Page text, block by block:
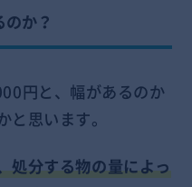
か？
円と、幅があるのか
思います。
処分する物の量によっ